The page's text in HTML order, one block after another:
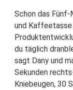
Schon das
und
du täglich
sagt Dany und
Sekunden
Kniebeugen, 30